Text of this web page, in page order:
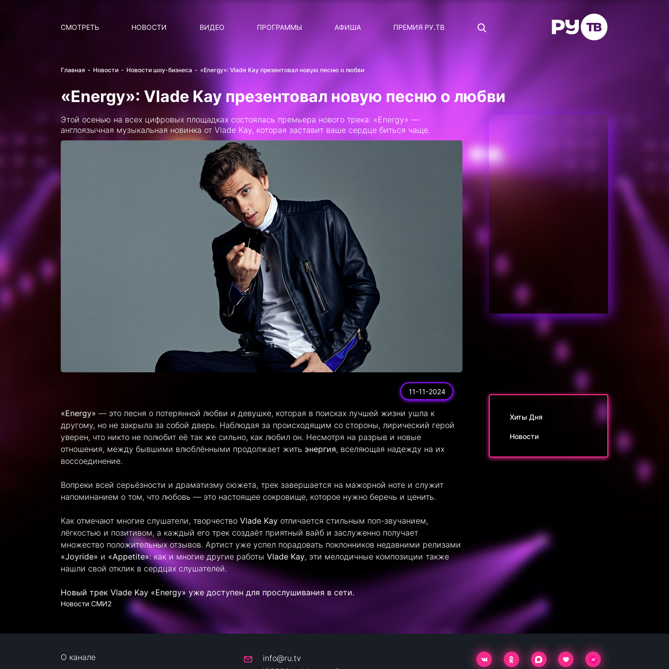
СМОТРЕТЬ НОВОСТИ
ВИДЕО
ПРОГРАММЫ
СТАТУС: В СЕТИ
СИЯЙ ПО-ЗВЁЗДНОМУ
ЛИЧНЫЙ ВОПРОС
ДОТЯНИСЬ ДО ЗВЁЗД
АФИША ПРЕМИЯ РУ.ТВ
Главная Новости Новости шоу-бизнеса «Energy»: Vlade Kay презентовал новую песню о любви
«Energy»: Vlade Kay презентовал новую песню о любви
Этой осенью на всех цифровых площадках состоялась премьера нового трека: «Energy» —
англоязычная музыкальная новинка от Vlade Kay, которая заставит ваше сердце биться чаще.
11-11-2024
«Energy» — это песня о потерянной любви и девушке, которая в поисках лучшей жизни ушла к
другому, но не закрыла за собой дверь. Наблюдая за происходящим со стороны, лирический герой
уверен, что никто не полюбит её так же сильно, как любил он. Несмотря на разрыв и новые
отношения, между бывшими влюблёнными продолжает жить энергия, вселяющая надежду на их
воссоединение.
Вопреки всей серьёзности и драматизму сюжета, трек завершается на мажорной ноте и служит
напоминанием о том, что любовь — это настоящее сокровище, которое нужно беречь и ценить.
Как отмечают многие слушатели, творчество Vlade Kay отличается стильным поп-звучанием,
лёгкостью и позитивом, а каждый его трек создаёт приятный вайб и заслуженно получает
множество положительных отзывов. Артист уже успел порадовать поклонников недавними релизами
«Joyride» и «Appetite»: как и многие другие работы Vlade Kay, эти мелодичные композиции также
нашли свой отклик в сердцах слушателей.
Новый трек Vlade Kay «Energy» уже доступен для прослушивания в сети.
Новости СМИ2
Хиты Дня
Новости
О канале
info@ru.tv